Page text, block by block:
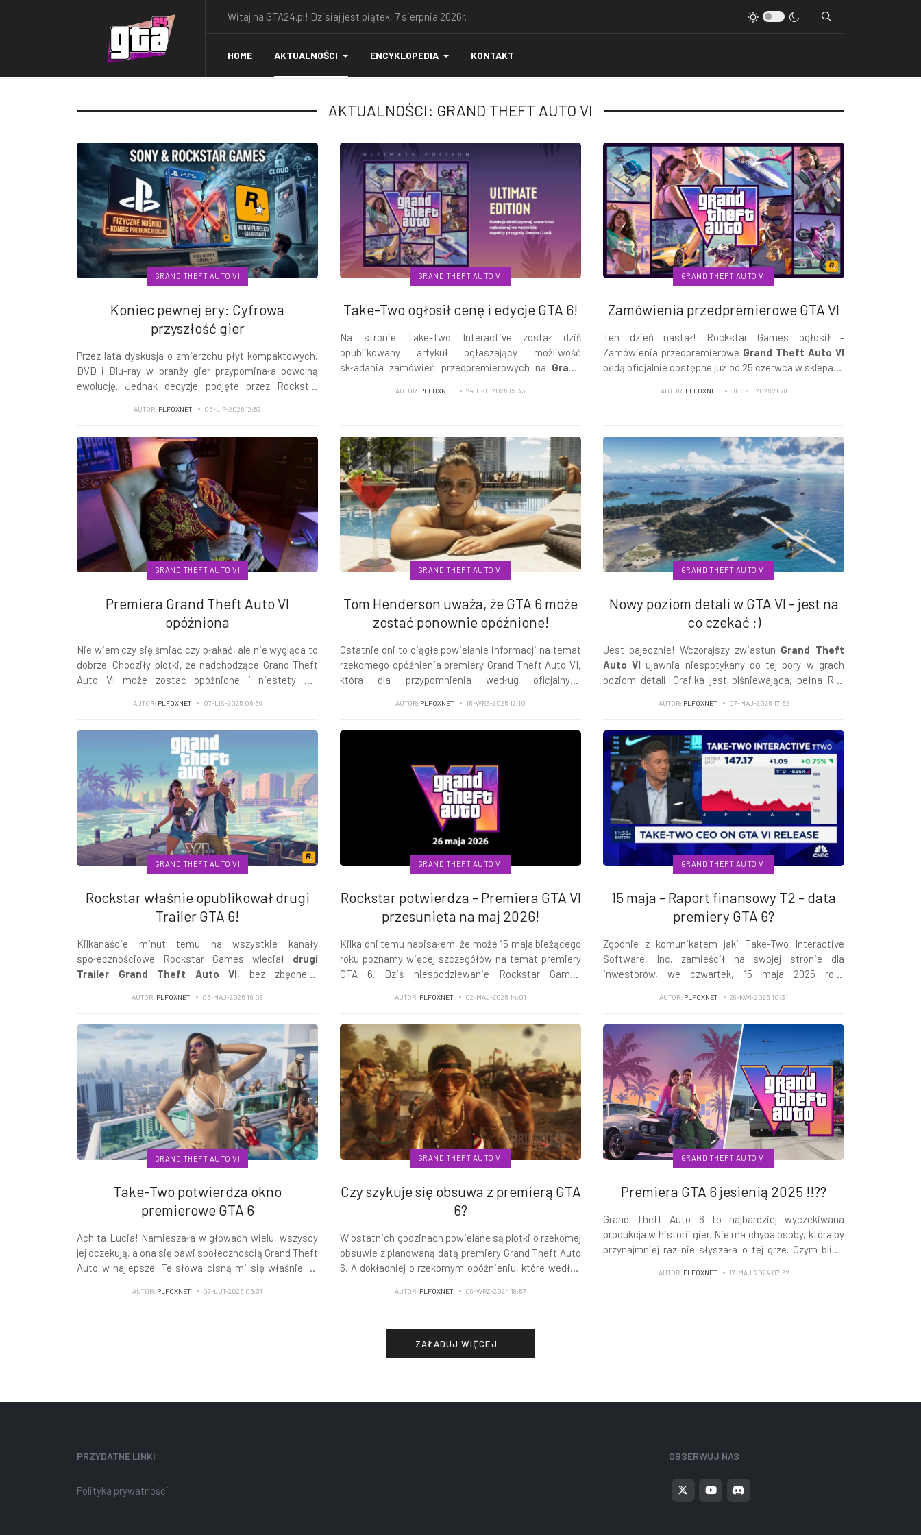
Witaj na GTA24.pl! Dzisiaj jest piątek, 7 sierpnia 2026r.
HOME AKTUALNOŚCI ENCYKLOPEDIA KONTAKT
AKTUALNOŚCI: GRAND THEFT AUTO VI
GRAND THEFT AUTO VI
Koniec pewnej ery: Cyfrowa
przyszłość gier
Przez lata dyskusja o zmierzchu płyt kompaktowych,
DVD i Blu-ray w branży gier przypominała powolną
ewolucję. Jednak decyzje podjęte przez Rockstar
zamieniły tę ewolucję w prawdziwą rewolucję. Dla
który na zawsze...
AUTOR: PLFOXNET 05-LIP-2026 12:52
GRAND THEFT AUTO VI
Take-Two ogłosił cenę i edycje GTA 6!
Na stronie Take-Two Interactive został dziś
opublikowany artykuł ogłaszający możliwość
składania zamówień przedpremierowych na Grand
cenach poszczególnych edycji i nie tylko...
AUTOR: PLFOXNET 24-CZE-2026 15:33
GRAND THEFT AUTO VI
Zamówienia przedpremierowe GTA VI
Ten dzień nastał! Rockstar Games ogłosił -
Zamówienia przedpremierowe Grand Theft Auto VI
będą oficjalnie dostępne już od 25 czerwca w sklepach
sprzedawców.
AUTOR: PLFOXNET 18-CZE-2026 21:28
GRAND THEFT AUTO VI
Premiera Grand Theft Auto VI
opóźniona
Nie wiem czy się śmiać czy płakać, ale nie wygląda to
dobrze. Chodziły plotki, że nadchodzące Grand Theft
Auto VI może zostać opóźnione i niestety się
AUTOR: PLFOXNET 07-LIS-2025 06:39
GRAND THEFT AUTO VI
Tom Henderson uważa, że GTA 6 może
zostać ponownie opóźnione!
Ostatnie dni to ciągłe powielanie informacji na temat
rzekomego opóźnienia premiery Grand Theft Auto VI,
która dla przypomnienia według oficjalnych
AUTOR: PLFOXNET 15-WRZ-2025 12:10
GRAND THEFT AUTO VI
Nowy poziom detali w GTA VI - jest na
co czekać ;)
Jest bajecznie! Wczorajszy zwiastun Grand Theft
Auto VI ujawnia niespotykany do tej pory w grach
poziom detali. Grafika jest olśniewająca, pełna Ray
AUTOR: PLFOXNET 07-MAJ-2025 17:32
GRAND THEFT AUTO VI
Rockstar właśnie opublikował drugi
Trailer GTA 6!
Kilkanaście minut temu na wszystkie kanały
społecznościowe Rockstar Games wleciał drugi
Trailer Grand Theft Auto VI, bez zbędnego
przyjdzie jeszcze czas!
AUTOR: PLFOXNET 06-MAJ-2025 16:08
GRAND THEFT AUTO VI
Rockstar potwierdza - Premiera GTA VI
przesunięta na maj 2026!
Kilka dni temu napisałem, że może 15 maja bieżącego
roku poznamy więcej szczegółów na temat premiery
GTA 6. Dziś niespodziewanie Rockstar Games
VI odbędzie się 26 maja 2026 roku!
AUTOR: PLFOXNET 02-MAJ-2025 14:01
GRAND THEFT AUTO VI
15 maja - Raport finansowy T2 - data
premiery GTA 6?
Zgodnie z komunikatem jaki Take-Two Interactive
Software, Inc. zamieścił na swojej stronie dla
inwestorów, we czwartek, 15 maja 2025 roku
2025. Co to oznacza dla nas graczy i fanów serii Grand
AUTOR: PLFOXNET 29-KWI-2025 10:31
GRAND THEFT AUTO VI
Take-Two potwierdza okno
premierowe GTA 6
Ach ta Lucia! Namieszała w głowach wielu, wszyscy
jej oczekują, a ona się bawi społecznością Grand Theft
Auto w najlepsze. Te słowa cisną mi się właśnie na
telefonicznej dotyczącej wyników Take-Two
AUTOR: PLFOXNET 07-LUT-2025 06:31
GRAND THEFT AUTO VI
Czy szykuje się obsuwa z premierą GTA
6?
W ostatnich godzinach powielane są plotki o rzekomej
obsuwie z planowaną datą premiery Grand Theft Auto
6. A dokładniej o rzekomym opóźnieniu, które według
roku. A nawet idą dalej i spekulują, że niektórzy zagrają
AUTOR: PLFOXNET 09-WRZ-2024 18:57
GRAND THEFT AUTO VI
Premiera GTA 6 jesienią 2025 !!??
Grand Theft Auto 6 to najbardziej wyczekiwana
produkcja w historii gier. Nie ma chyba osoby, która by
przynajmniej raz nie słyszała o tej grze. Czym bliżej
dziś mamy oficjalne informacje.
AUTOR: PLFOXNET 17-MAJ-2024 07:32
ZAŁADUJ WIĘCEJ...
PRZYDATNE LINKI
Polityka prywatności
OBSERWUJ NAS